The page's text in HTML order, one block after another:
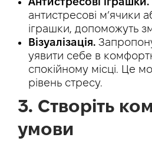
антистресові м’ячики
іграшки, допоможуть
Візуалізація.
уявити себе в
спокійному місці. Це
рівень стресу.
3. Створіть
умови